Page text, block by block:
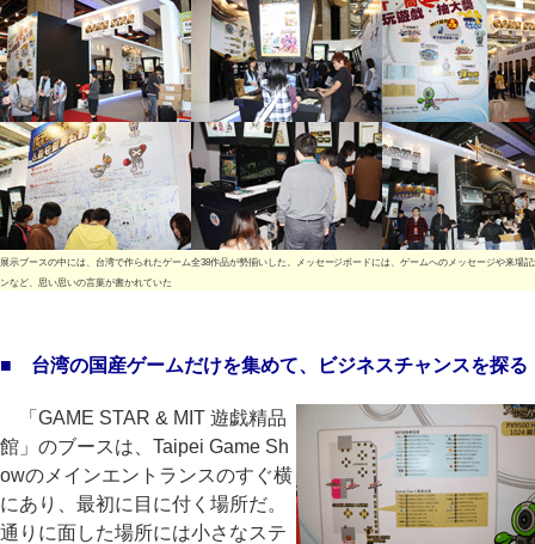
展示ブースの中には、台湾で作られたゲーム全38作品が勢揃いした。メッセージボードには、ゲームへのメッセージや来場
ンなど、思い思いの言葉が書かれていた
■ 台湾の国産ゲームだけを集めて、ビジネスチャンスを探る
「GAME STAR & MIT 遊戯精品
館」のブースは、Taipei Game Sh
owのメインエントランスのすぐ横
にあり、最初に目に付く場所だ。
通りに面した場所には小さなステ